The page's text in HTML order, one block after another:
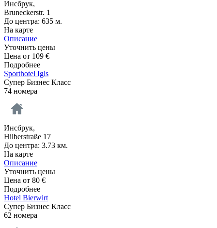
Инсбрук,
Bruneckerstr. 1
До центра: 635 м.
На карте
Описание
Уточнить цены
Цена от 109 €
Подробнее
Sporthotel Igls
Супер Бизнес Класс
74 номера
Инсбрук,
Hilberstraße 17
До центра: 3.73 км.
На карте
Описание
Уточнить цены
Цена от 80 €
Подробнее
Hotel Bierwirt
Супер Бизнес Класс
62 номера